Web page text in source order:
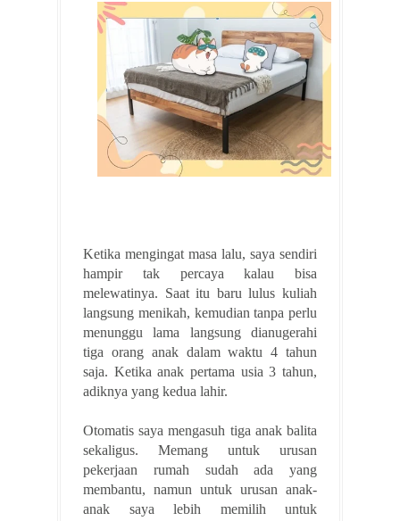
Ketika mengingat masa lalu, saya sendiri
hampir tak percaya kalau bisa
melewatinya. Saat itu baru lulus kuliah
langsung menikah, kemudian tanpa perlu
menunggu lama langsung dianugerahi
tiga orang anak dalam waktu 4 tahun
saja. Ketika anak pertama usia 3 tahun,
adiknya yang kedua lahir.
Otomatis saya mengasuh tiga anak balita
sekaligus. Memang untuk urusan
pekerjaan rumah sudah ada yang
membantu, namun untuk urusan anak-
anak saya lebih memilih untuk